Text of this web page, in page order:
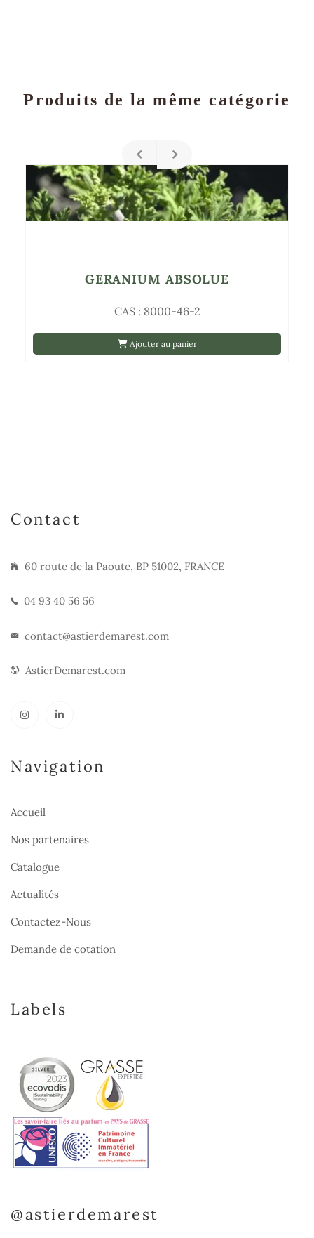
Produits de la même catégorie
Ajouter au panier
CAS : 8000-46-2
GERANIUM ABSOLUE
Contact
60 route de la Paoute, BP 51002, FRANCE
04 93 40 56 56
contact@astierdemarest.com
AstierDemarest.com
Navigation
Accueil
Nos partenaires
Catalogue
Actualités
Contactez-Nous
Demande de cotation
Labels
@astierdemarest